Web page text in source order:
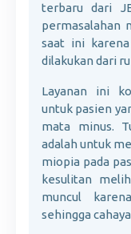
terbaru dari
permasalahan
saat ini
dilakukan dari
Layanan ini
untuk pasien
mata minus.
adalah untuk
miopia pada
kesulitan
muncul
sehingga